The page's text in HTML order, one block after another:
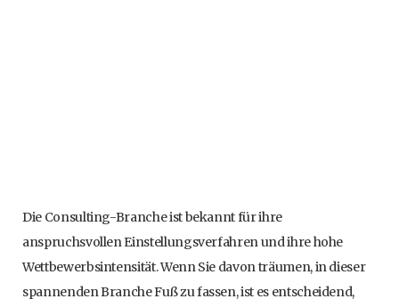
Die Consulting-Branche ist bekannt für ihre
anspruchsvollen Einstellungsverfahren und ihre hohe
Wettbewerbsintensität. Wenn Sie davon träumen, in dieser
spannenden Branche Fuß zu fassen, ist es entscheidend,